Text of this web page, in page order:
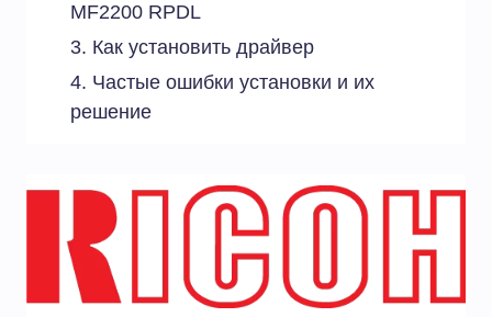
MF2200 RPDL
Как установить драйвер
Частые ошибки установки и их
решение